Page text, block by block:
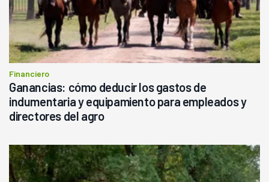
Financiero
Ganancias: cómo deducir los gastos de
indumentaria y equipamiento para empleados y
directores del agro